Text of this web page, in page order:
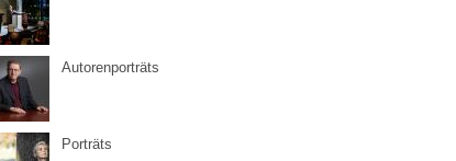
Autorenporträts
Porträts